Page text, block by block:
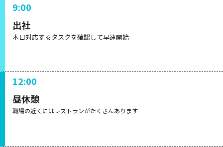
9:00
出社
本日対応するタスクを確認して早速開始
12:00
昼休憩
職場の近くにはレストランがたくさんあります